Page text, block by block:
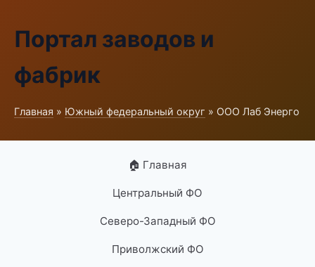
Портал заводов и
фабрик
Главная » Южный федеральный округ » ООО Лаб Энерго
🏠 Главная
Центральный ФО
Северо-Западный ФО
Приволжский ФО